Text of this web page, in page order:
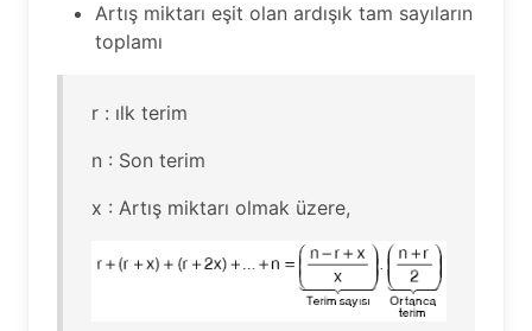
Artış miktarı eşit olan ardışık tam sayıların
toplamı
r : ılk terim
n : Son terim
x : Artış miktarı olmak üzere,